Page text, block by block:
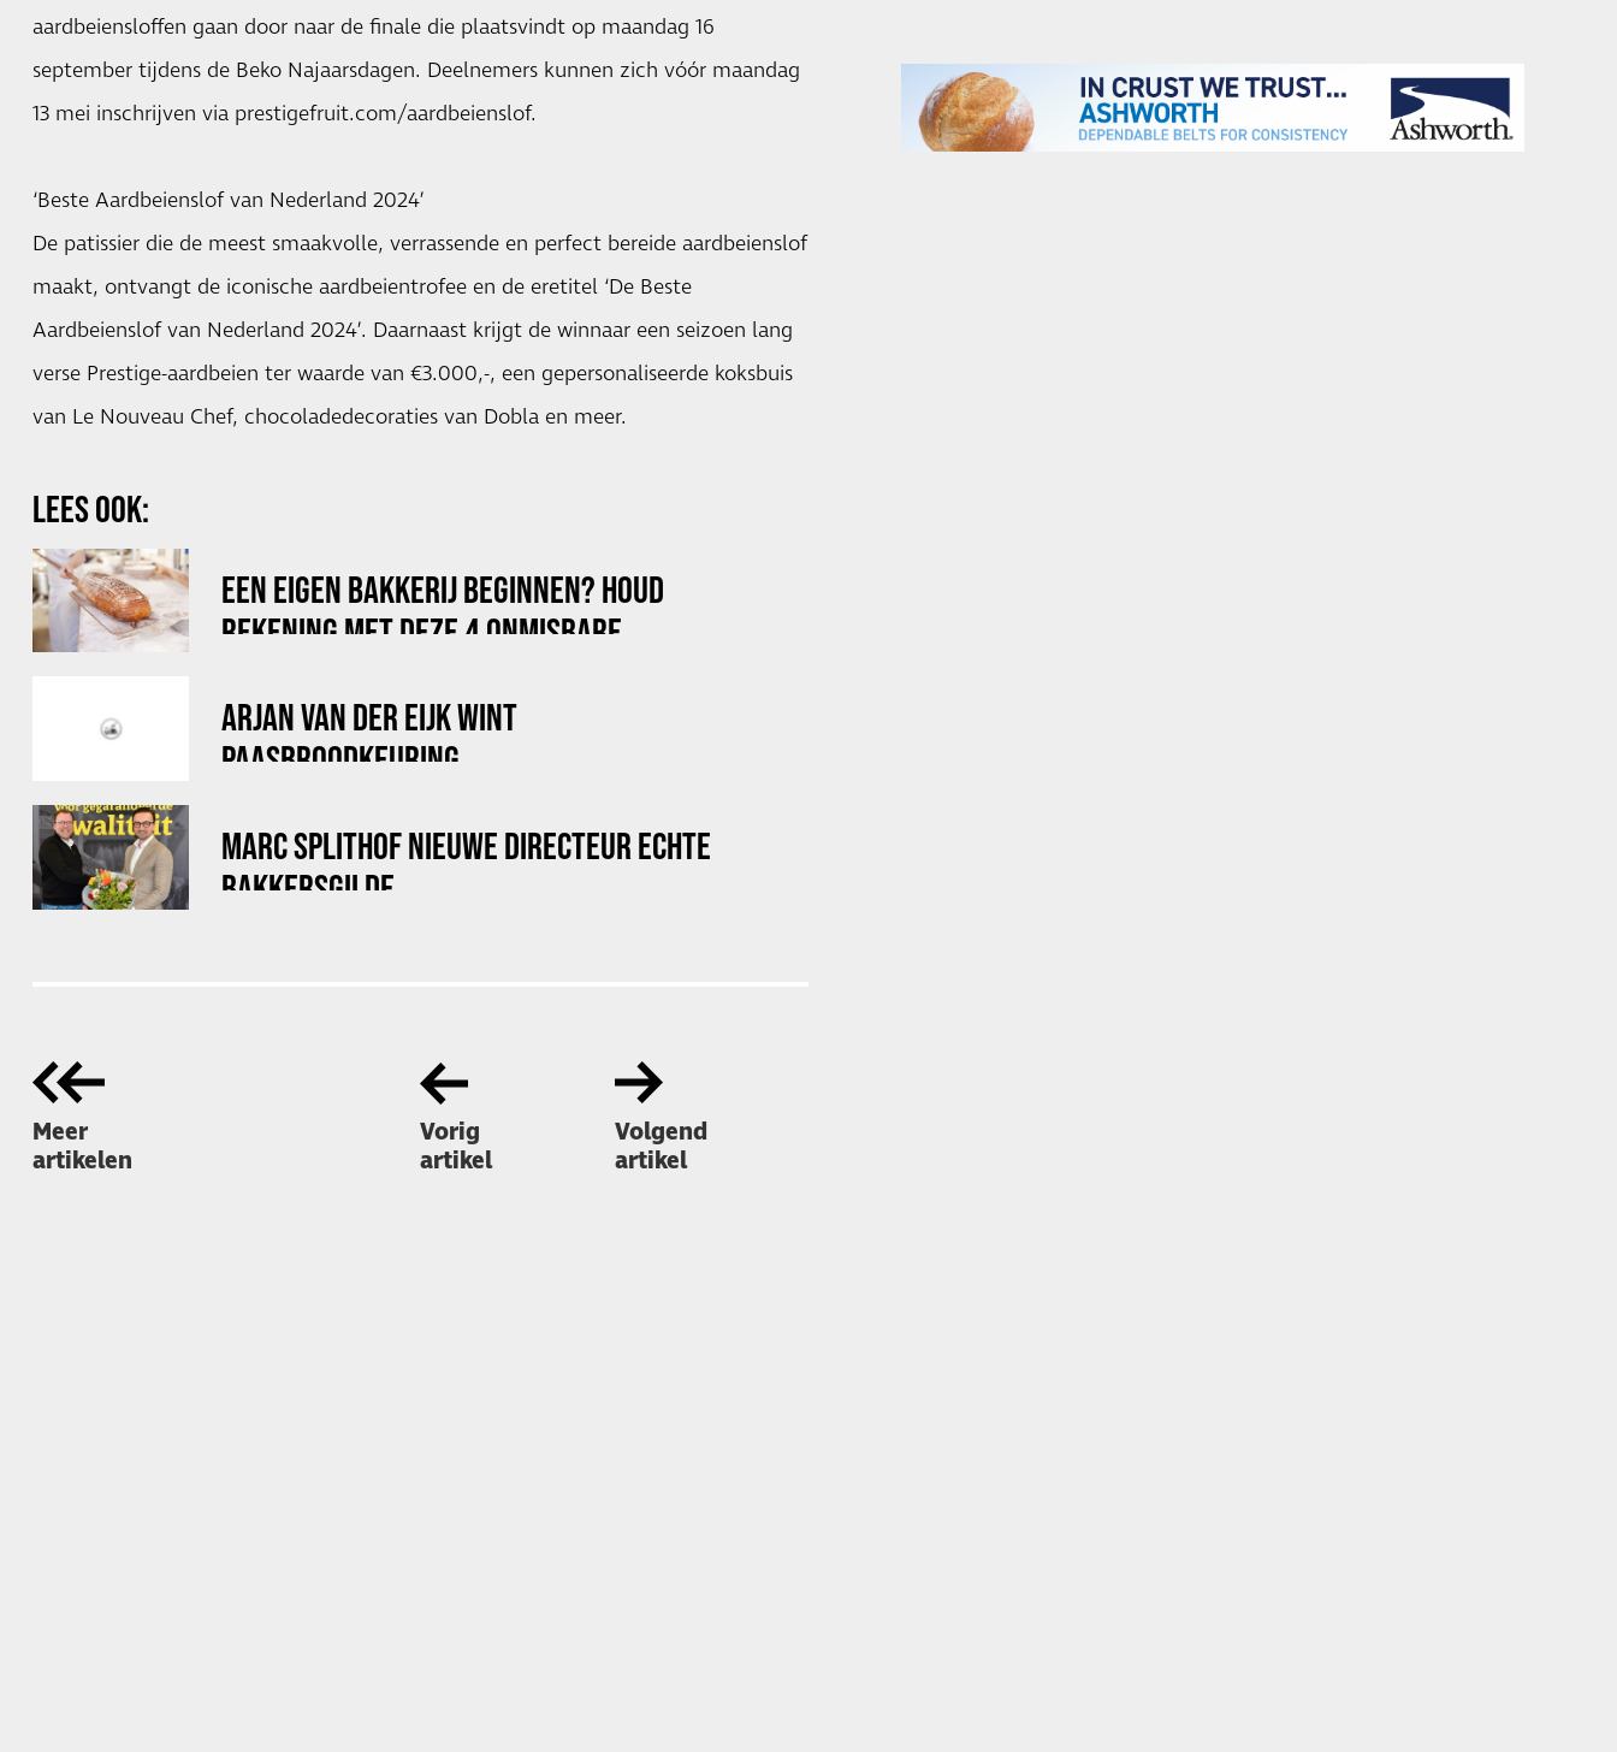
aardbeiensloffen gaan door naar de finale die plaatsvindt op maandag 16
september tijdens de Beko Najaarsdagen. Deelnemers kunnen zich vóór maandag
13 mei inschrijven via prestigefruit.com/aardbeienslof.
‘Beste Aardbeienslof van Nederland 2024’
De patissier die de meest smaakvolle, verrassende en perfect bereide aardbeienslof
maakt, ontvangt de iconische aardbeientrofee en de eretitel ‘De Beste
Aardbeienslof van Nederland 2024’. Daarnaast krijgt de winnaar een seizoen lang
verse Prestige-aardbeien ter waarde van €3.000,-, een gepersonaliseerde koksbuis
van Le Nouveau Chef, chocoladedecoraties van Dobla en meer.
LEES OOK:
EEN EIGEN BAKKERIJ BEGINNEN? HOUD
REKENING MET DEZE 4 ONMISBARE
ARJAN VAN DER EIJK WINT
PAASBROODKEURING
MARC SPLITHOF NIEUWE DIRECTEUR ECHTE
BAKKERSGILDE
Meer
artikelen
Vorig
artikel
Volgend
artikel